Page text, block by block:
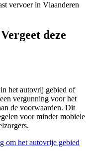
vervoer in Vlaanderen
deze
het autovrij gebied of
vergunning voor het
de voorwaarden. Dit
voor minder mobiele
om het autovrije gebied